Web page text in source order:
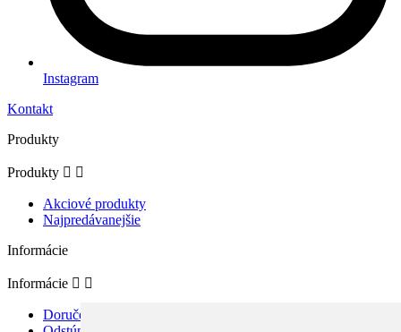
Instagram
Kontakt
Produkty
Produkty  
Akciové produkty
Najpredávanejšie
Informácie
Informácie  
Doručenie a platba